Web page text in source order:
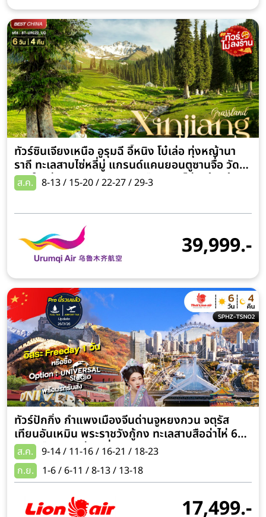
ทัวร์ซินเจียงเหนือ อูรุมฉี อี้หนิง โบ๋เล่อ ทุ่งหญ้านา
ราถี ทะเลสาบไซ่หลี่มู่ แกรนด์แคนยอนตูซานจื่อ วัด
พระใหญ่หวงกงซาน 6 วัน 4 คืน (ทัวร์ไม่ลงร้านช้อป)
นั่งรถไฟความเร็วสูง
ส.ค. 8-13 / 15-20 / 22-27 / 29-3
39,999.-
ทัวร์ปักกิ่ง กำแพงเมืองจีนด่านจูหยงกวน จตุรัส
เทียนอันเหมิน พระราชวังกู้กง ทะเลสาบสือฉ่าไห่ 6
วัน 4 คืน อิสระท่องเที่ยวตามอัธยาศัย 1 วัน (พัก
โรงแรมระดับ 4 ดาวทุกคืน)
ส.ค.
9-14 / 11-16 / 16-21 / 18-23
ก.ย.
1-6 / 6-11 / 8-13 / 13-18
17,499.-